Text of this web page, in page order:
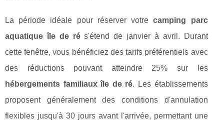
La période idéale pour réserver votrecamping parc
aquatique île de rés'étend de janvier à avril. Durant
cette fenêtre, vous bénéficiez des tarifs préférentiels avec
des réductions pouvant atteindre 25% sur les
hébergements familiaux île de ré. Les établissements
proposent généralement des conditions d'annulation
flexibles jusqu'à 30 jours avant l'arrivée, permettant une